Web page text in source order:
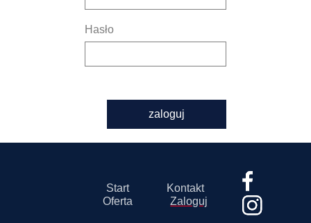
Hasło
zaloguj
Start
Kontakt
Oferta
Zaloguj